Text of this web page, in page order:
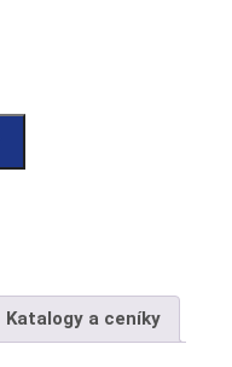
Katalogy a ceníky